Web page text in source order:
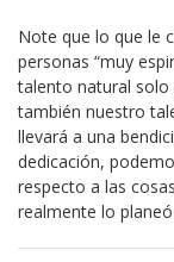
Note que lo que le
personas “muy
talento natural solo
también nuestro
llevará a una
dedicación,
respecto a las
realmente lo